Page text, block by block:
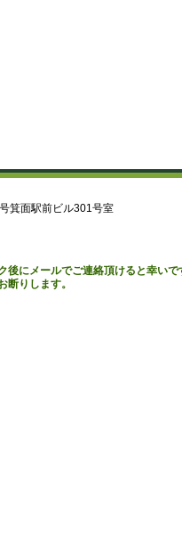
箕面駅前ビル301号室
にメールでご連絡頂けると幸いで
りします。